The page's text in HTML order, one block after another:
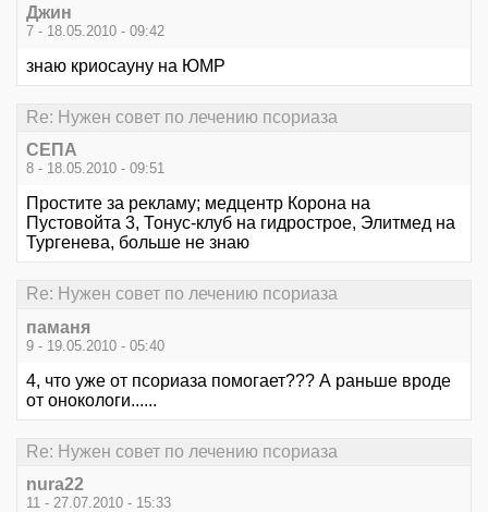
Джин
7 - 18.05.2010 - 09:42
знаю криосауну на ЮМР
Re: Нужен совет по лечению псориаза
СЕПА
8 - 18.05.2010 - 09:51
Простите за рекламу; медцентр Корона на
Пустовойта 3, Тонус-клуб на гидрострое, Элитмед на
Тургенева, больше не знаю
Re: Нужен совет по лечению псориаза
паманя
9 - 19.05.2010 - 05:40
4, что уже от псориаза помогает??? А раньше вроде
от онокологи......
Re: Нужен совет по лечению псориаза
nura22
11 - 27.07.2010 - 15:33